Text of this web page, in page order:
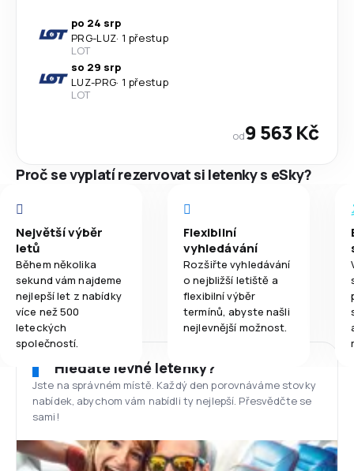
po 24 srp
PRG-LUZ· 1 přestup
LOT
so 29 srp
LUZ-PRG· 1 přestup
LOT
od9 563 Kč
Proč se vyplatí rezervovat si letenky s eSky?
Největší výběr
letů
Během několika
sekund vám najdeme
nejlepší let z nabídky
více než 500
leteckých
společností.
Flexibilní
vyhledávání
Rozšiřte vyhledávání
o nejbližší letiště a
flexibilní výběr
termínů, abyste našli
nejlevnější možnost.
Hledáte levné letenky?
Jste na správném místě. Každý den porovnáváme stovky
nabídek, abychom vám nabídli ty nejlepší. Přesvědčte se
sami!